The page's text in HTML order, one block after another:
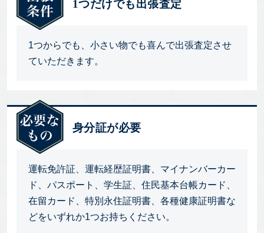
1つだけでも出張査定
1つからでも、小さい物でも喜んで出張査定させ
ていただきます。
身分証が必要
運転免許証、運転経歴証明書、マイナンバーカー
ド、パスポート、学生証、住民基本台帳カード、
在留カード、特別永住証明書、各種健康証明書な
どをいずれか1つお持ちください。